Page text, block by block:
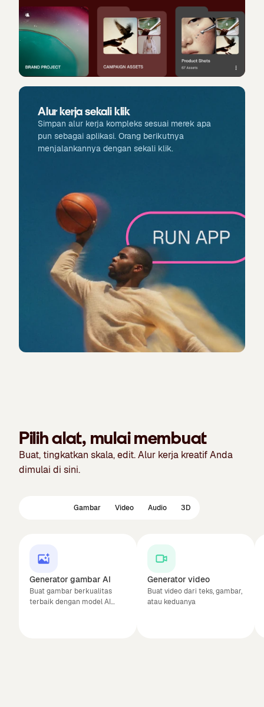
Alur kerja sekali klik
Simpan alur kerja kompleks sesuai merek apa
pun sebagai aplikasi. Orang berikutnya
menjalankannya dengan sekali klik.
Pilih alat, mulai membuat
Buat, tingkatkan skala, edit. Alur kerja kreatif Anda
dimulai di sini.
Gambar Video Audio 3D
Generator gambar AI
Buat gambar berkualitas
terbaik dengan model AI
Generator video
Buat video dari teks, gambar,
atau keduanya